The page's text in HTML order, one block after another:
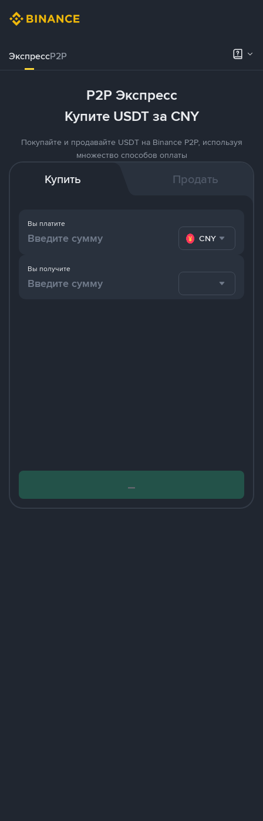
ЭкспрессP2P
P2P Экспресс
Купите USDT за CNY
Покупайте и продавайте USDT на Binance P2P, используя
множество способов оплаты
Купить Продать
Вы платите
CNY
Вы получите